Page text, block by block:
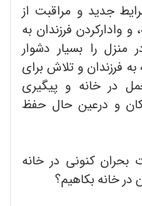
جدید و مراقبت از
و وادارکردن فرزندان به
منزل را بسیار دشوار
فرزندان و تلاش برای
در خانه و پیگیری
و درعین حال حفظ
کنونی در خانه
خانه بکاهیم؟